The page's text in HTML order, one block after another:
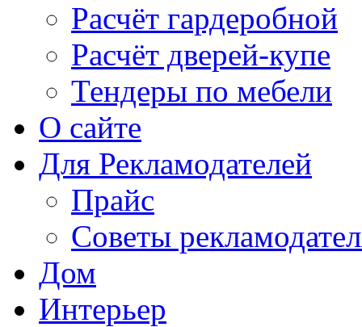
Расчёт гардеробной
Расчёт дверей-купе
Тендеры по мебели
О сайте
Для Рекламодателей
Прайс
Советы
Дом
Интерьер